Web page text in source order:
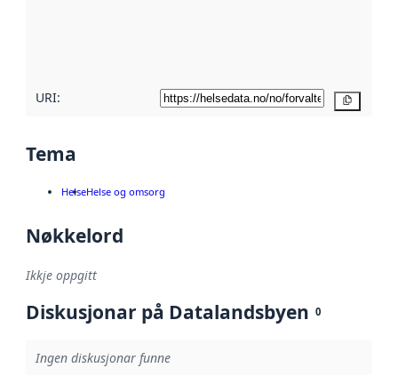
URI:
Tema
HelseHelse og omsorg
Nøkkelord
Ikkje oppgitt
Diskusjonar på Datalandsbyen 0
Ingen diskusjonar funne